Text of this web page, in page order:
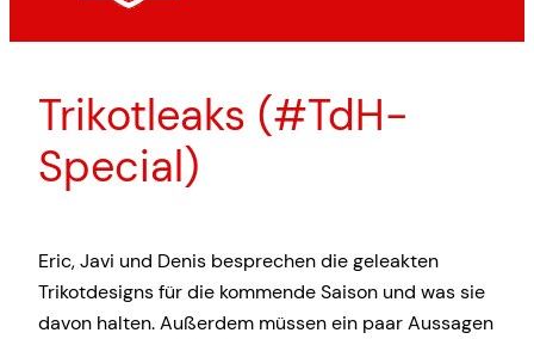
Trikotleaks (#TdH-
Special)
Eric, Javi und Denis besprechen die geleakten
Trikotdesigns für die kommende Saison und was sie
davon halten. Außerdem müssen ein paar Aussagen